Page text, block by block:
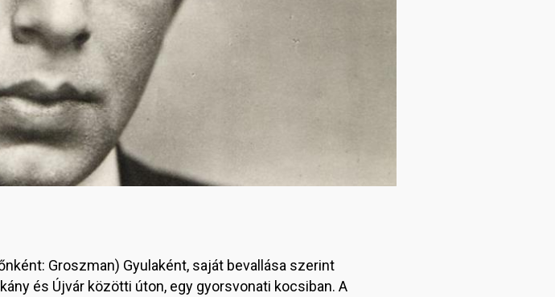
Groszman) Gyulaként, saját bevallása szerint
és Újvár közötti úton, egy gyorsvonati kocsiban. A